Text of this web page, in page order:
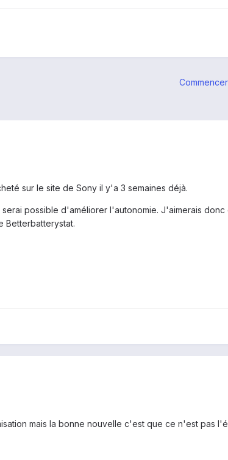
sur le site de Sony il y'a 3 semaines déjà.
possible d'améliorer l'autonomie. J'aimerais
Betterbatterystat.
mais la bonne nouvelle c'est que ce n'est pas